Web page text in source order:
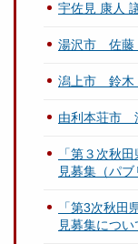
宇佐見 康人
湯沢市 佐藤
潟上市 鈴木
由利本荘市
「第３次秋
見募集（パ
「第3次秋
見募集につい